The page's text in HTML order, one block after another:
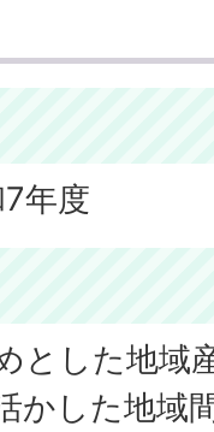
年度
とした地域
かした地域